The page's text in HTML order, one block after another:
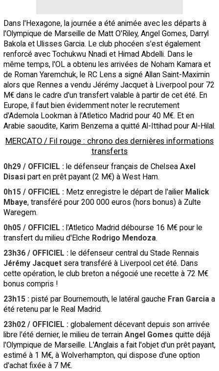
Dans l'Hexagone, la journée a été animée avec les départs à
l'Olympique de Marseille de Matt O'Riley, Angel Gomes, Darryl
Bakola et Ulisses Garcia. Le club phocéen s'est également
renforcé avec Tochukwu Nnadi et Himad Abdelli. Dans le
même temps, l'OL a obtenu les arrivées de Noham Kamara et
de Roman Yaremchuk, le RC Lens a signé Allan Saint-Maximin
alors que Rennes a vendu Jérémy Jacquet à Liverpool pour 72
M€ dans le cadre d'un transfert valable à partir de cet été. En
Europe, il faut bien évidemment noter le recrutement
d'Ademola Lookman à l'Atletico Madrid pour 40 M€. Et en
Arabie saoudite, Karim Benzema a quitté Al-Ittihad pour Al-Hilal.
MERCATO / Fil rouge : chrono des dernières informations
transferts
0h29 / OFFICIEL : le défenseur français de Chelsea Axel
Disasi part en prêt payant (2 M€) à West Ham.
0h15 / OFFICIEL : Metz enregistre le départ de l'ailier Malick
Mbaye, transféré pour 200 000 euros (hors bonus) à Zulte
Waregem.
0h05 / OFFICIEL : l'Atletico Madrid débourse 16 M€ pour le
transfert du milieu d'Elche Rodrigo Mendoza.
23h36 / OFFICIEL : le défenseur central du Stade Rennais
Jérémy Jacquet sera transféré à Liverpool cet été. Dans
cette opération, le club breton a négocié une recette à 72 M€
bonus compris !
23h15 : pisté par Bournemouth, le latéral gauche Fran Garcia a
été retenu par le Real Madrid.
23h02 / OFFICIEL : globalement décevant depuis son arrivée
libre l'été dernier, le milieu de terrain Angel Gomes quitte déjà
l'Olympique de Marseille. L'Anglais a fait l'objet d'un prêt payant,
estimé à 1 M€, à Wolverhampton, qui dispose d'une option
d'achat fixée à 7 M€.